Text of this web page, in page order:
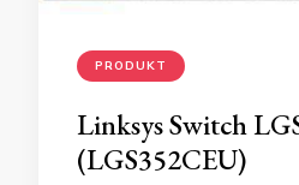
PRODUKT
Linksys Switch
(LGS352CEU)